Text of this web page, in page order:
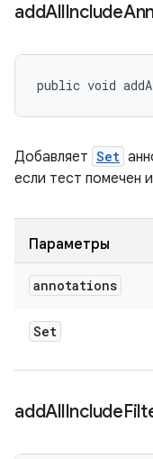
addAllInclude
public void
Добавляет Set
если тест помечен
Параметры
annotations
Set
addAllInclude